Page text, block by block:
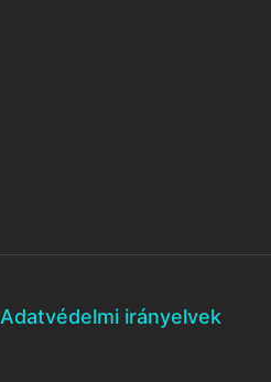
Adatvédelmi irányelvek